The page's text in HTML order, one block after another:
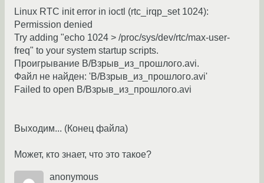
Linux RTC init error in ioctl (rtc_irqp_set 1024):
Permission denied
Try adding "echo 1024 > /proc/sys/dev/rtc/max-user-
freq" to your system startup scripts.
Проигрывание В/Взрыв_из_прошлого.avi.
Файл не найден: 'В/Взрыв_из_прошлого.avi'
Failed to open В/Взрыв_из_прошлого.avi
Выходим... (Конец файла)
Может, кто знает, что это такое?
anonymous